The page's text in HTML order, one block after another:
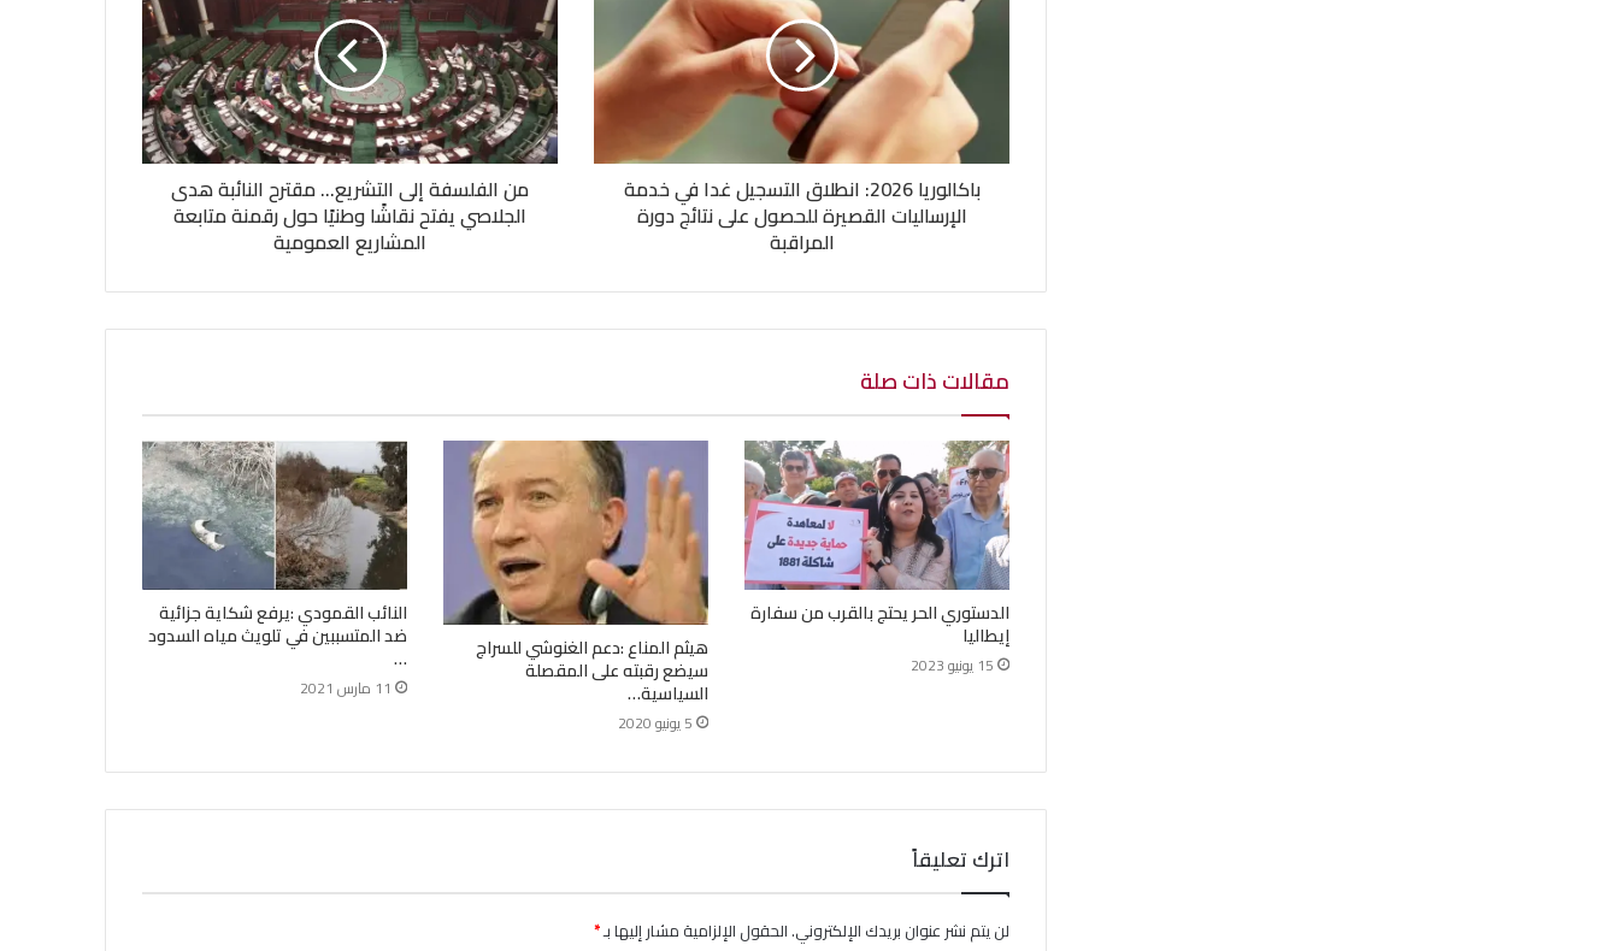
باكالوريا 2026: انطلاق التسجيل غدا في خدمة
الإرساليات القصيرة للحصول على نتائج دورة
المراقبة
من الفلسفة إلى التشريع... مقترح النائبة هدى
الجلاصي يفتح نقاشًا وطنيًا حول رقمنة متابعة
المشاريع العمومية
مقالات ذات صلة
الدستوري الحر يحتج بالقرب من سفارة
إيطاليا
15 يونيو 2023
هيثم المناع :دعم الغنوشي للسراج
سيضع رقبته على المقصلة
السياسية…
5 يونيو 2020
النائب القمودي :يرفع شكاية جزائية
ضد المتسببين في تلويث مياه السدود
…
11 مارس 2021
اترك تعليقاً
لن يتم نشر عنوان بريدك الإلكتروني.الحقول الإلزامية مشار إليها بـ*